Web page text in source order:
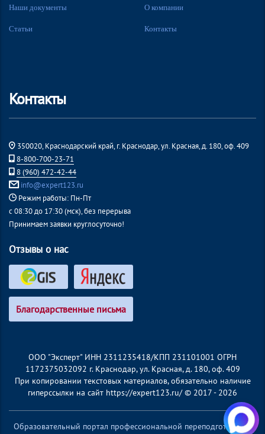
Наши документы О компании
Статьи Контакты
Контакты
350020, Краснодарский край, г. Краснодар, ул. Красная, д. 180, оф. 409
8-800-700-23-71
8 (960) 472-42-44
info@expert123.ru
Режим работы: Пн-Пт
с 08:30 до 17:30 (мск), без перерыва
Принимаем заявки круглосуточно!
Отзывы о нас
Благодарственные письма
ООО "Эксперт" ИНН 2311235418/КПП 231101001 ОГРН
1172375032092 г. Краснодар, ул. Красная, д. 180, оф. 409
При копировании текстовых материалов, обязательно наличие
гиперссылки на сайт https://expert123.ru/ © 2017 - 2026
Образовательный портал профессиональной переподготовки и